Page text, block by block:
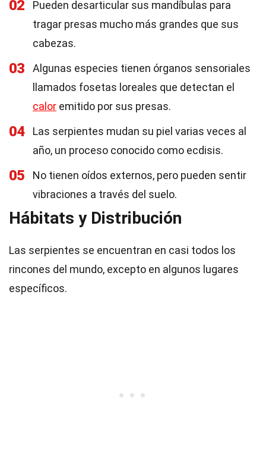
02
Pueden desarticular sus mandíbulas para
tragar presas mucho más grandes que sus
cabezas.
03
Algunas especies tienen órganos sensoriales
llamados fosetas loreales que detectan el
calor emitido por sus presas.
04
Las serpientes mudan su piel varias veces al
año, un proceso conocido como ecdisis.
05
No tienen oídos externos, pero pueden sentir
vibraciones a través del suelo.
Hábitats y Distribución
Las serpientes se encuentran en casi todos los
rincones del mundo, excepto en algunos lugares
específicos.